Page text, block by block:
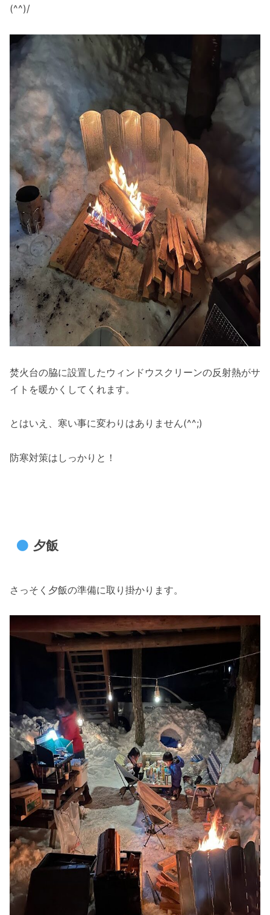
(^^)/
焚火台の脇に設置したウィンドウスクリーンの反射熱がサ
イトを暖かくしてくれます。
とはいえ、寒い事に変わりはありません(^^;)
防寒対策はしっかりと！
夕飯
さっそく夕飯の準備に取り掛かります。